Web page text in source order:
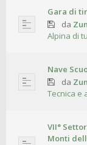
Gara di
da
Alpina di
Nave
da
Tecnica e
VII°
Monti